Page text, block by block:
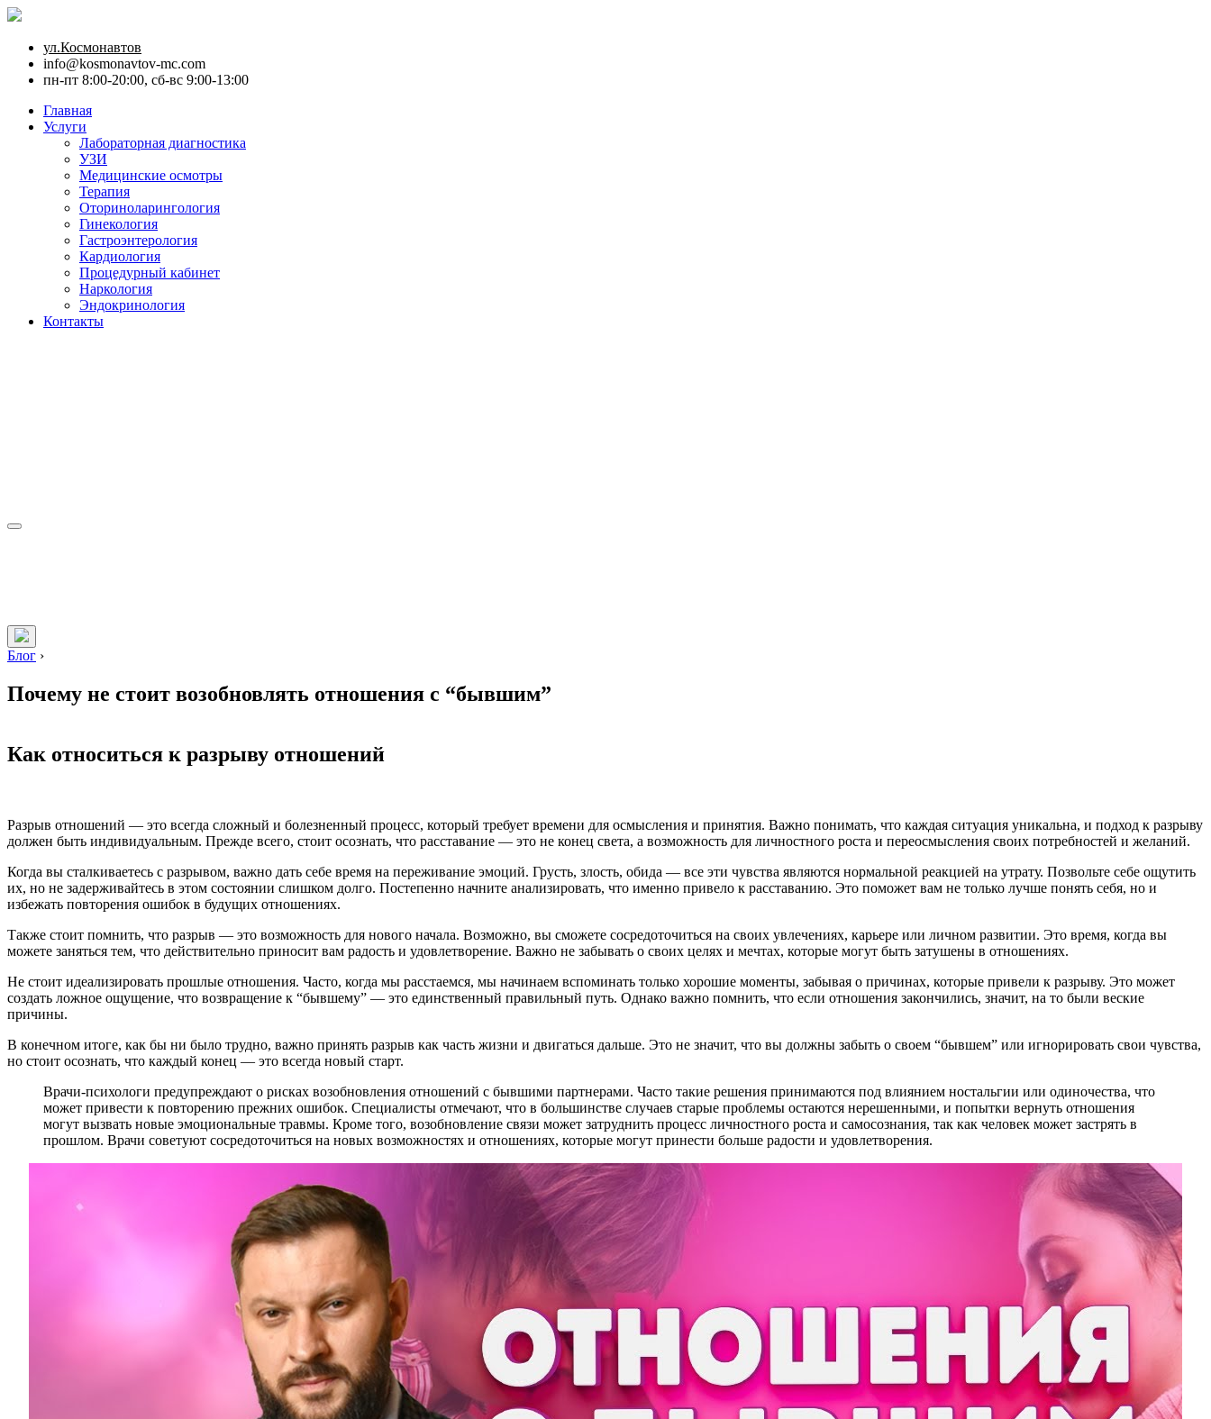
ул.Космонавтов
info@kosmonavtov-mc.com
пн-пт 8:00-20:00, сб-вс 9:00-13:00
Главная
Услуги
Лабораторная диагностика
УЗИ
Медицинские осмотры
Терапия
Оториноларингология
Гинекология
Гастроэнтерология
Кардиология
Процедурный кабинет
Наркология
Эндокринология
Контакты
Блог ›
Почему не стоит возобновлять отношения с “бывшим”
Как относиться к разрыву отношений
Разрыв отношений — это всегда сложный и болезненный процесс, который требует времени для осмысления и принятия. Важно понимать, что каждая ситуация уникальна, и подход к разрыву
должен быть индивидуальным. Прежде всего, стоит осознать, что расставание — это не конец света, а возможность для личностного роста и переосмысления своих потребностей и желаний.
Когда вы сталкиваетесь с разрывом, важно дать себе время на переживание эмоций. Грусть, злость, обида — все эти чувства являются нормальной реакцией на утрату. Позвольте себе ощутить
их, но не задерживайтесь в этом состоянии слишком долго. Постепенно начните анализировать, что именно привело к расставанию. Это поможет вам не только лучше понять себя, но и
избежать повторения ошибок в будущих отношениях.
Также стоит помнить, что разрыв — это возможность для нового начала. Возможно, вы сможете сосредоточиться на своих увлечениях, карьере или личном развитии. Это время, когда вы
можете заняться тем, что действительно приносит вам радость и удовлетворение. Важно не забывать о своих целях и мечтах, которые могут быть затушены в отношениях.
Не стоит идеализировать прошлые отношения. Часто, когда мы расстаемся, мы начинаем вспоминать только хорошие моменты, забывая о причинах, которые привели к разрыву. Это может
создать ложное ощущение, что возвращение к “бывшему” — это единственный правильный путь. Однако важно помнить, что если отношения закончились, значит, на то были веские
причины.
В конечном итоге, как бы ни было трудно, важно принять разрыв как часть жизни и двигаться дальше. Это не значит, что вы должны забыть о своем “бывшем” или игнорировать свои чувства,
но стоит осознать, что каждый конец — это всегда новый старт.
Врачи-психологи предупреждают о рисках возобновления отношений с бывшими партнерами. Часто такие решения принимаются под влиянием ностальгии или одиночества, что
может привести к повторению прежних ошибок. Специалисты отмечают, что в большинстве случаев старые проблемы остаются нерешенными, и попытки вернуть отношения
могут вызвать новые эмоциональные травмы. Кроме того, возобновление связи может затруднить процесс личностного роста и самосознания, так как человек может застрять в
прошлом. Врачи советуют сосредоточиться на новых возможностях и отношениях, которые могут принести больше радости и удовлетворения.